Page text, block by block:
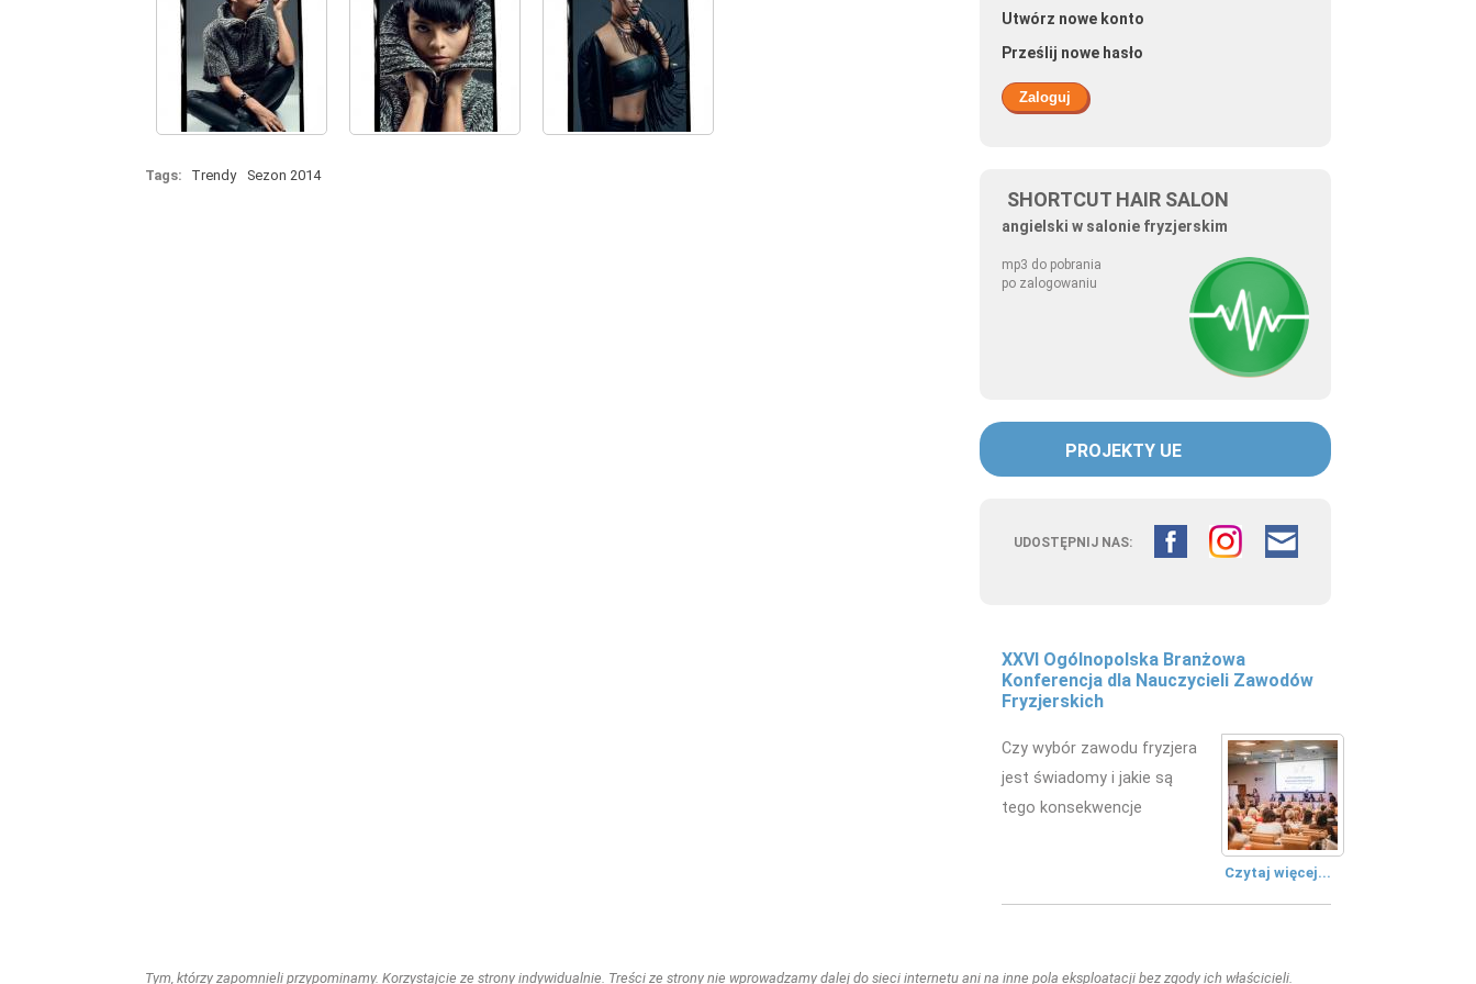
Utwórz nowe konto
Prześlij nowe hasło
SHORTCUT HAIR SALON
angielski w salonie fryzjerskim
mp3 do pobrania
po zalogowaniu
PROJEKTY UE
UDOSTĘPNIJ NAS:
XXVI Ogólnopolska Branżowa
Konferencja dla Nauczycieli Zawodów
Fryzjerskich
Czy wybór zawodu fryzjera
jest świadomy i jakie są
tego konsekwencje
Czytaj więcej...
Tags: Trendy Sezon 2014
Tym, którzy zapomnieli przypominamy. Korzystajcie ze strony indywidualnie. Treści ze strony nie wprowadzamy dalej do sieci internetu ani na inne pola eksploatacji bez zgody ich właścicieli.